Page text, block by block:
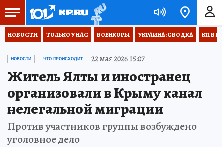
НОВОСТИ ТОЛЬКО У НАС ВОЕНКОРЫ УКРАИНА: СВОДКА КП В
НОВОСТИ ЧТО ПРОИСХОДИТ 22 мая 2026 15:07
Житель Ялты и иностранец
организовали в Крыму канал
нелегальной миграции
Против участников группы возбуждено
уголовное дело